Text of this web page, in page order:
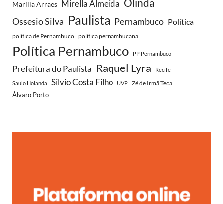
Marília Arraes Mirella Almeida Olinda
Ossesio Silva Paulista Pernambuco Política
política de Pernambuco política pernambucana
Política Pernambuco PP Pernambuco
Prefeitura do Paulista Raquel Lyra Recife
Saulo Holanda Silvio Costa Filho UVP Zé de Irmã Teca
Álvaro Porto